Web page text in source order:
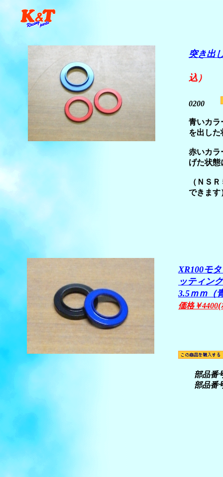
突き出
込）
0200
青いカラ
を出した
赤いカラ
げた状態
（ＮＳ
できます
XR100モ
ッティン
3.5ｍｍ（
価格￥4400
部品番
部品番号